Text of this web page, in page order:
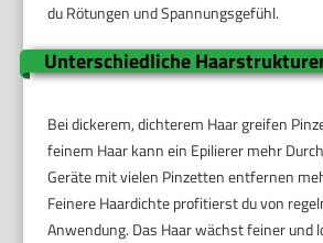
du Rötungen und Spannungsgefühl.
Unterschiedliche
Bei dickerem, dichterem Haar greifen
feinem Haar kann ein Epilierer mehr
Geräte mit vielen Pinzetten entfernen
Feinere Haardichte profitierst du von
Anwendung. Das Haar wächst feiner und